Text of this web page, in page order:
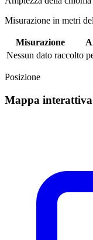
Misurazione in metri
Misurazione
Nessun dato raccolto
Posizione
Mappa interattiva